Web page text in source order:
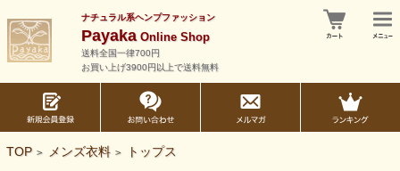
ナチュラル系ヘンプファッション
PayakaOnline Shop
送料全国一律700円
お買い上げ3900円以上で送料無料
TOP > メンズ衣料 > トップス